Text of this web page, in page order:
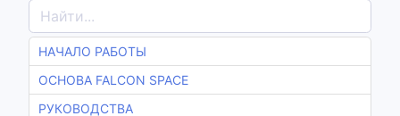
НАЧАЛО РАБОТЫ
ОСНОВА FALCON SPACE
РУКОВОДСТВА